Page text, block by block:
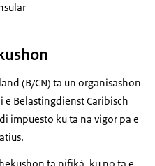
(B/CN) ta un organisashon
e Belastingdienst Caribisch
impuesto ku ta na vigor pa e
ta nifiká, ku no ta e